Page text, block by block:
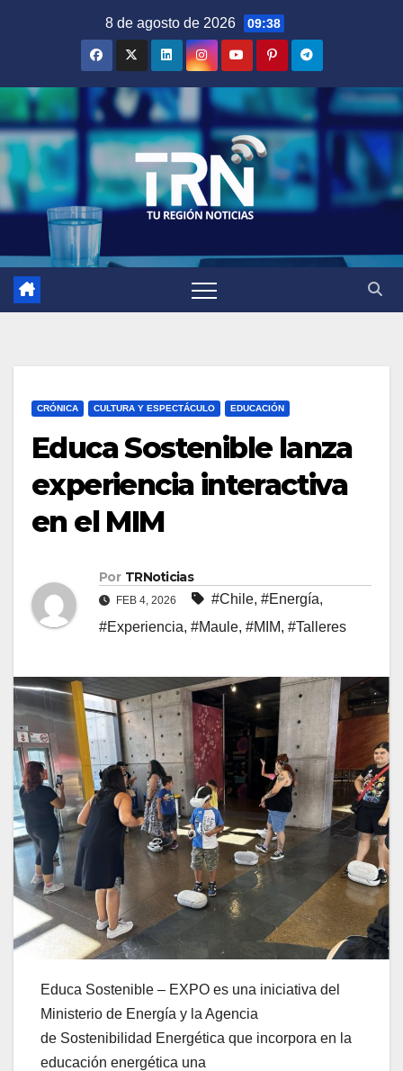
8 de agosto de 2026 09:38
CRÓNICA CULTURA Y ESPECTÁCULO EDUCACIÓN
Educa Sostenible lanza
experiencia interactiva
en el MIM
Por TRNoticias
FEB 4, 2026 #Chile, #Energía,
#Experiencia, #Maule, #MIM, #Talleres
Educa Sostenible – EXPO es una iniciativa del
Ministerio de Energía y la Agencia
de Sostenibilidad Energética que incorpora en la
educación energética una